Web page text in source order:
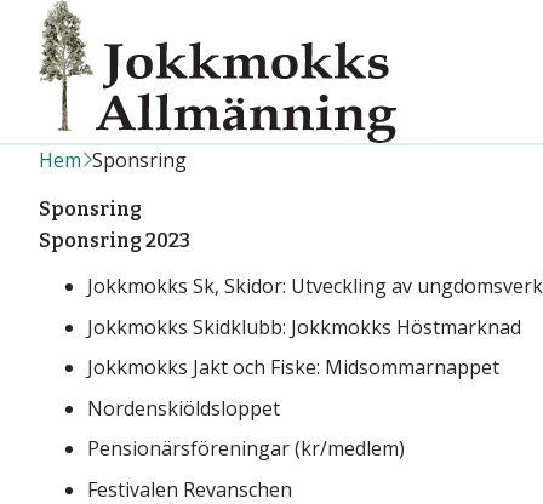
Hem Sponsring
Sponsring
Sponsring 2023
Jokkmokks Sk, Skidor: Utveckling av
Jokkmokks Skidklubb: Jokkmokks Höstmarknad
Jokkmokks Jakt och Fiske: Midsommarnappet
Nordenskiöldsloppet
Pensionärsföreningar (kr/medlem)
Festivalen Revanschen